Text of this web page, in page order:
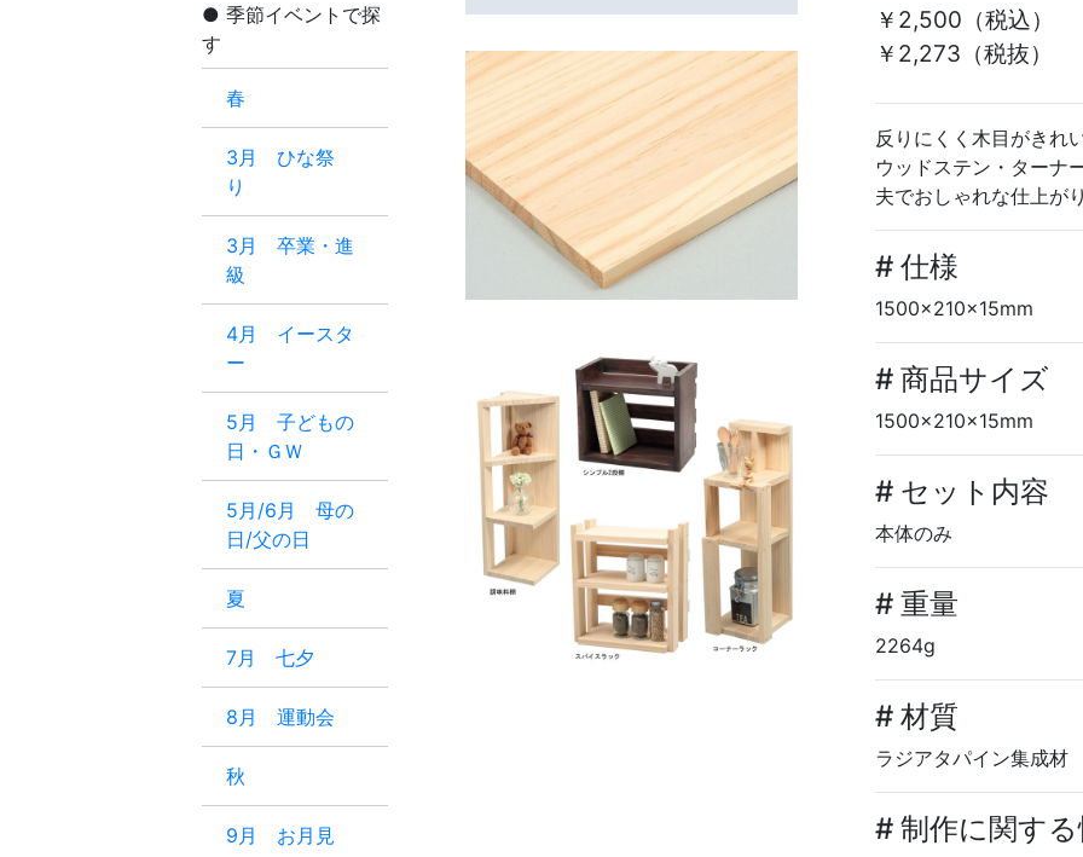
季節イベントで探
す
春
3月 ひな祭
り
3月 卒業・進
級
4月 イースタ
ー
5月 子どもの
日・ＧＷ
5月/6月 母の
日/父の日
夏
7月 七夕
8月 運動会
秋
9月 お月見
￥2,500 （税込）
￥2,273（税抜）
反りにくく木目がきれ
ウッドステン・ターナ
夫でおしゃれな仕上がり
# 仕様
1500×210×15mm
# 商品サイズ
1500×210×15mm
# セット内容
本体のみ
# 重量
2264g
# 材質
ラジアタパイン集成材
# 制作に関する